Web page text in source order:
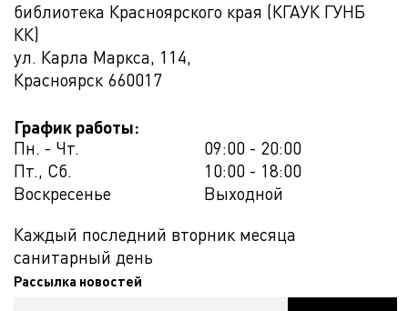
библиотека Красноярского края (КГАУК ГУНБ
КК)
ул. Карла Маркса, 114,
Красноярск 660017
График работы:
Пн. - Чт.
09:00 - 20:00
Пт., Сб.
10:00 - 18:00
Воскресенье
Выходной
Каждый последний вторник месяца
санитарный день
Рассылка новостей